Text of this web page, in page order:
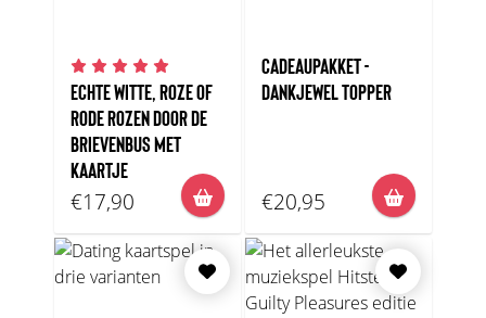
ECHTE WITTE, ROZE OF
RODE ROZEN DOOR DE
BRIEVENBUS MET
KAARTJE
€17,90
CADEAUPAKKET -
DANKJEWEL TOPPER
€20,95